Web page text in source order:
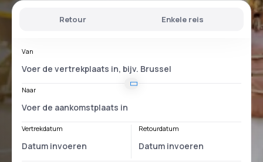
Retour Enkele reis
Van
Naar
Vertrekdatum Retourdatum